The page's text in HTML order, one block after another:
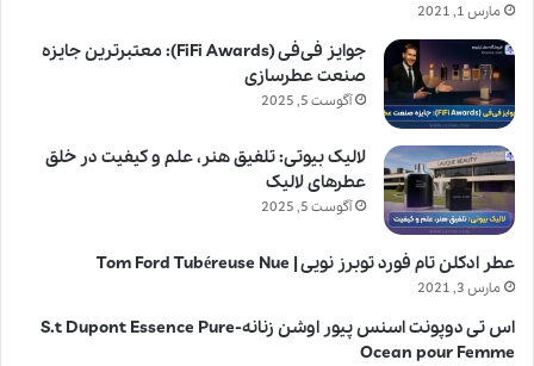
مارس 1, 2021
جوایز فی‌فی (FiFi Awards): معتبرترین جایزه
صنعت عطرسازی
آگوست 5, 2025
لالیک بیوتی: تلفیق هنر، علم و کیفیت در خلق
عطرهای لالیک
آگوست 5, 2025
عطر ادکلن تام فورد توبرز نویی | Tom Ford Tubéreuse Nue
مارس 3, 2021
اس تی دوپونت اسنس پیور اوشن زنانه-S.t Dupont Essence Pure
Ocean pour Femme